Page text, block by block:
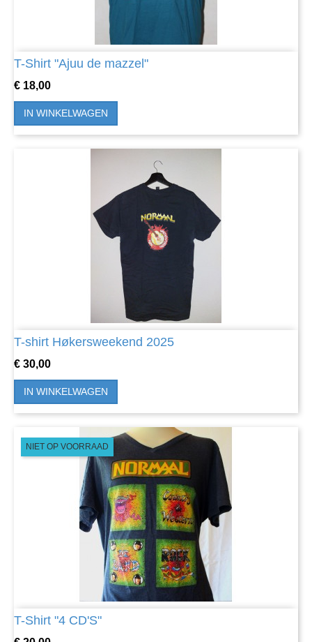
T-Shirt "Ajuu de mazzel"
Prijs
€ 18,00
IN WINKELWAGEN
T-shirt Høkersweekend 2025
Prijs
€ 30,00
IN WINKELWAGEN
T-Shirt "4 CD'S"
NIET OP VOORRAAD